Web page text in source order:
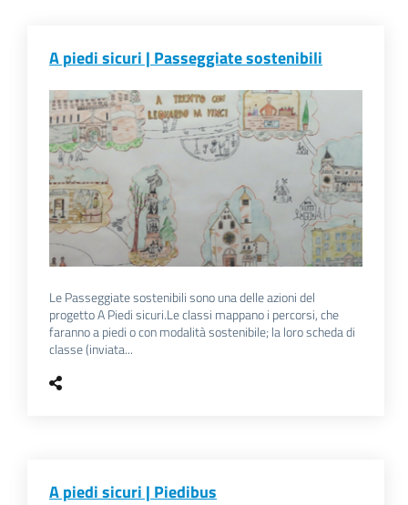
A piedi sicuri | Passeggiate sostenibili
Le Passeggiate sostenibili sono una delle azioni del
progetto A Piedi sicuri.Le classi mappano i percorsi, che
faranno a piedi o con modalità sostenibile; la loro scheda di
classe (inviata...
A piedi sicuri | Piedibus